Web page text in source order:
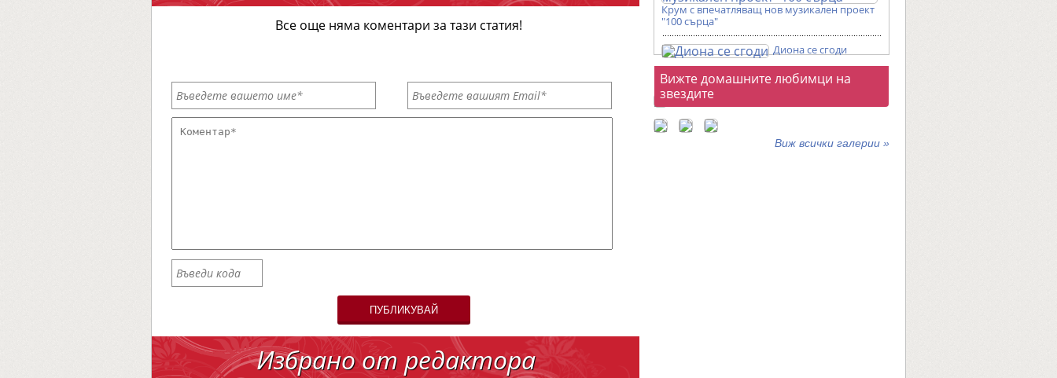
Все още няма коментари за тази статия!
ПУБЛИКУВАЙ
Избрано от редактора
Крум с впечатляващ нов музикален проект
"100 сърца"
Диона се сгоди
Фотогалерии
Вижте домашните любимци на
звездите
Виж всички галерии »